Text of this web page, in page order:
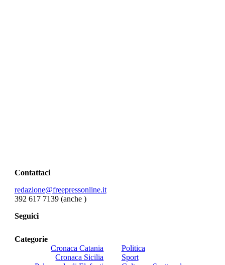
Contattaci
redazione@freepressonline.it
392 617 7139 (anche )
Seguici
Categorie
Cronaca Catania
Cronaca Sicilia
Politica
Sport